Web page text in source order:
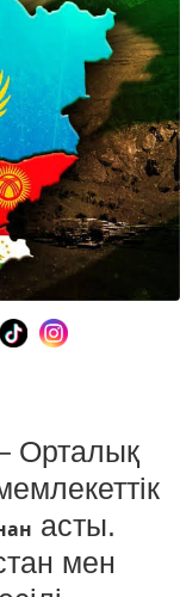
Орталық
асты.
мен